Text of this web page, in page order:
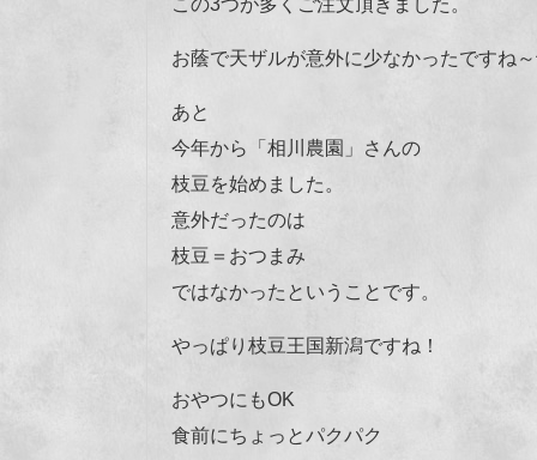
この3つが多くご注文頂きました。
お蔭で天ザルが意外に少なかったですね
あと
今年から「相川農園」さんの
枝豆を始めました。
意外だったのは
枝豆＝おつまみ
ではなかったということです。
やっぱり枝豆王国新潟ですね！
おやつにもOK
食前にちょっとパクパク